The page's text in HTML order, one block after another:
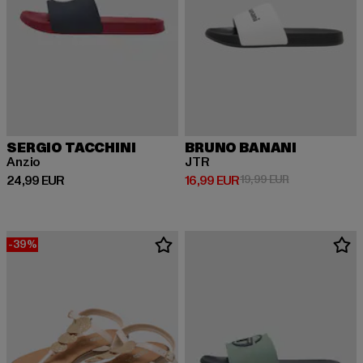
SERGIO TACCHINI
Anzio
24,99 EUR
Derzeitiger Preis: 24,99 EUR
BRUNO BANANI
JTR
16,99 EUR
Derzeitiger Preis: 16,99 EUR
19,99 EURAktionspreis:
-39%